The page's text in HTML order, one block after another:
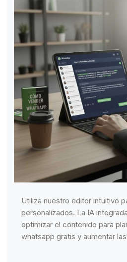
Utiliza nuestro editor intuitivo
personalizados. La IA
optimizar el contenido para
whatsapp gratis y aumentar